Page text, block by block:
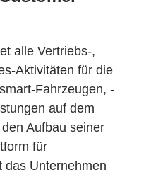
alle Vertriebs-,
Aktivitäten für die
Fahrzeugen, -
auf dem
Aufbau seiner
für
das Unternehmen